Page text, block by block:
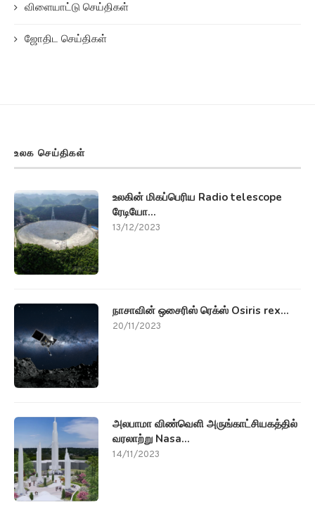
விளையாட்டு செய்திகள்
ஜோதிட செய்திகள்
உலக செய்திகள்
உலகின் மிகப்பெரிய Radio telescope
ரேடியோ...
13/12/2023
நாசாவின் ஒசைரிஸ் ரெக்ஸ் Osiris rex...
20/11/2023
அலபாமா விண்வெளி அருங்காட்சியகத்தில்
வரலாற்று Nasa...
14/11/2023